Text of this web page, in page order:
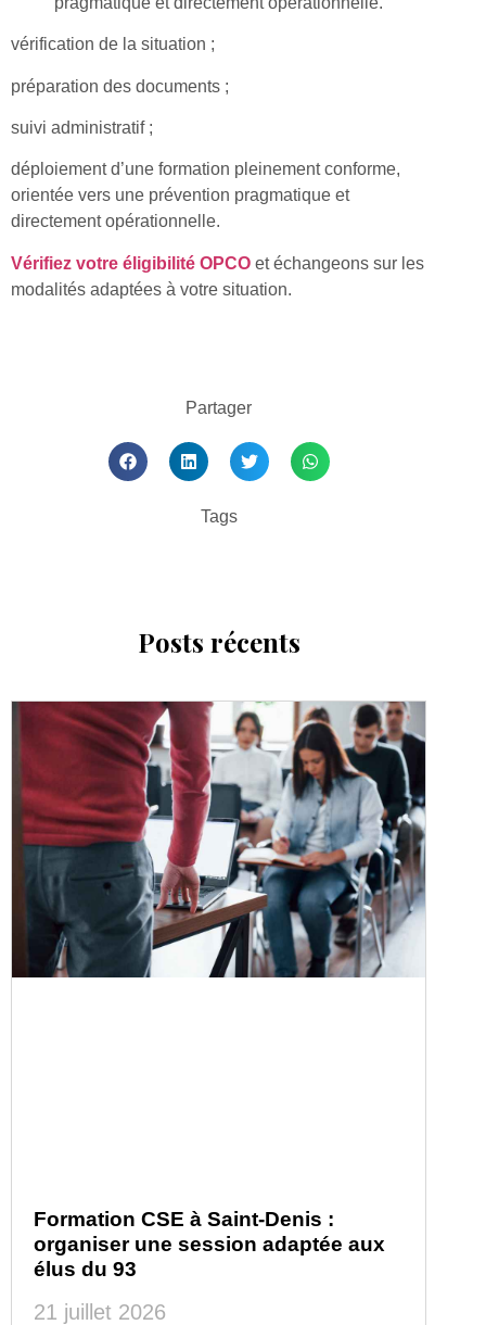
vérification de la situation ;
préparation des documents ;
suivi administratif ;
déploiement d’une formation pleinement conforme,
orientée vers une prévention pragmatique et
directement opérationnelle.
Vérifiez votre éligibilité OPCO et échangeons sur les
modalités adaptées à votre situation.
Partager
Tags
Posts récents
Formation CSE à Saint-Denis :
organiser une session adaptée aux
élus du 93
21 juillet 2026